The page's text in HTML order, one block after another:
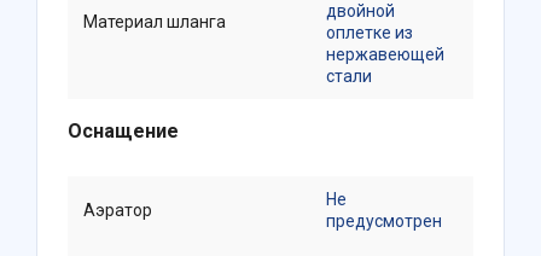
Материал шланга
двойной
оплетке из
нержавеющей
стали
Оснащение
Аэратор
Не
предусмотрен